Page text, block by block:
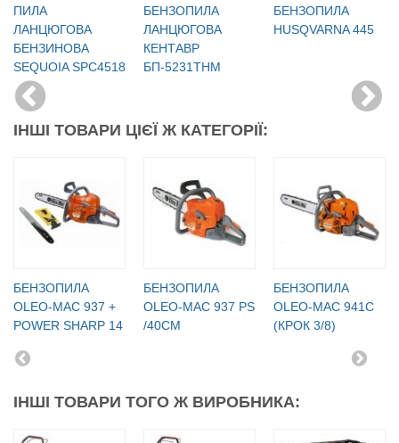
ПИЛА
ЛАНЦЮГОВА
БЕНЗИНОВА
SEQUOIA SPC4518
БЕНЗОПИЛА
ЛАНЦЮГОВА
КЕНТАВР
БП-5231ТНМ
БЕНЗОПИЛА
HUSQVARNA 445
ІНШІ ТОВАРИ ЦІЄЇ Ж КАТЕГОРІЇ:
БЕНЗОПИЛА
OLEO-МАC 937 +
POWER SHARP 14
БЕНЗОПИЛА
OLEO-МАC 937 PS
/40СМ
БЕНЗОПИЛА
OLEO-МАC 941C
(КРОК 3/8)
ІНШІ ТОВАРИ ТОГО Ж ВИРОБНИКА: